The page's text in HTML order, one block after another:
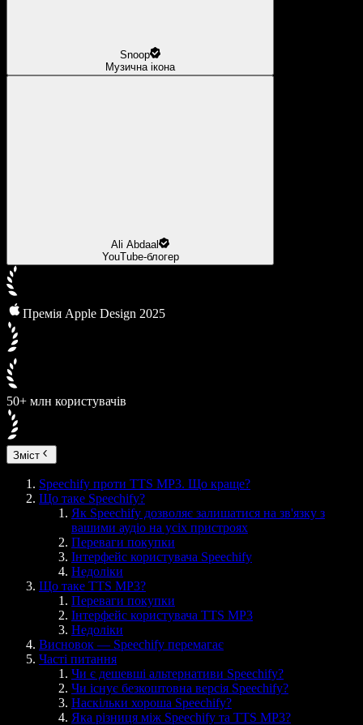
Snoop
Музична ікона
Ali Abdaal
YouTube-блогер
Премія Apple Design 2025
50+ млн користувачів
Зміст
Speechify проти TTS MP3. Що краще?
Що таке Speechify?
Як Speechify дозволяє залишатися на зв'язку з
вашими аудіо на усіх пристроях
Переваги покупки
Інтерфейс користувача Speechify
Недоліки
Що таке TTS MP3?
Переваги покупки
Інтерфейс користувача TTS MP3
Недоліки
Висновок — Speechify перемагає
Часті питання
Чи є дешевші альтернативи Speechify?
Чи існує безкоштовна версія Speechify?
Наскільки хороша Speechify?
Яка різниця між Speechify та TTS MP3?